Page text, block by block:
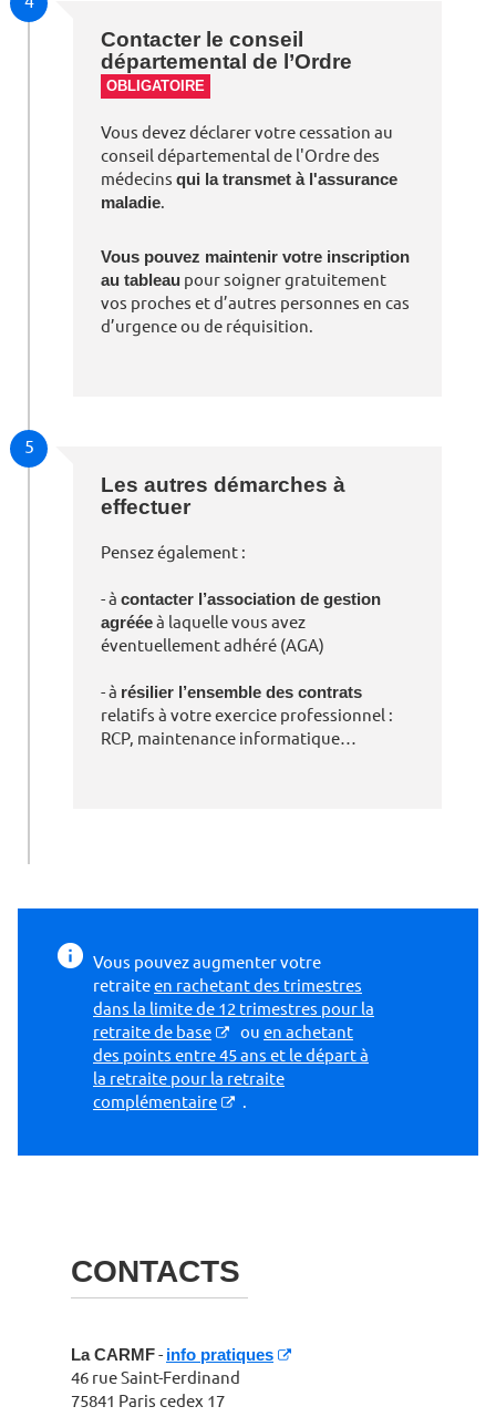
Contacter le conseil
départemental de l’Ordre
OBLIGATOIRE
Vous devez déclarer votre cessation au
conseil départemental de l'Ordre des
médecins qui la transmet à l'assurance
maladie.
Vous pouvez maintenir votre inscription
au tableau pour soigner gratuitement
vos proches et d’autres personnes en cas
d’urgence ou de réquisition.
5
Les autres démarches à
effectuer
Pensez également :
- à contacter l’association de gestion
agrééeà laquelle vous avez
éventuellement adhéré (AGA)
- à résilier l’ensemble des contrats
relatifs à votre exercice professionnel :
RCP, maintenance informatique…
Vous pouvez augmenter votre
retraiteen rachetant des trimestres
dans la limite de 12 trimestres pour la
retraite de base
ou en achetant
des points entre 45 ans et le départ à
la retraite pour la retraite
complémentaire
.
CONTACTS
La CARMF- info pratiques
46 rue Saint-Ferdinand
75841 Paris cedex 17